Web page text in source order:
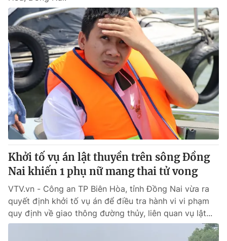
Khởi tố vụ án lật thuyền trên sông Đồng
Nai khiến 1 phụ nữ mang thai tử vong
VTV.vn - Công an TP Biên Hòa, tỉnh Đồng Nai vừa ra
quyết định khởi tố vụ án để điều tra hành vi vi phạm
quy định về giao thông đường thủy, liên quan vụ lật...